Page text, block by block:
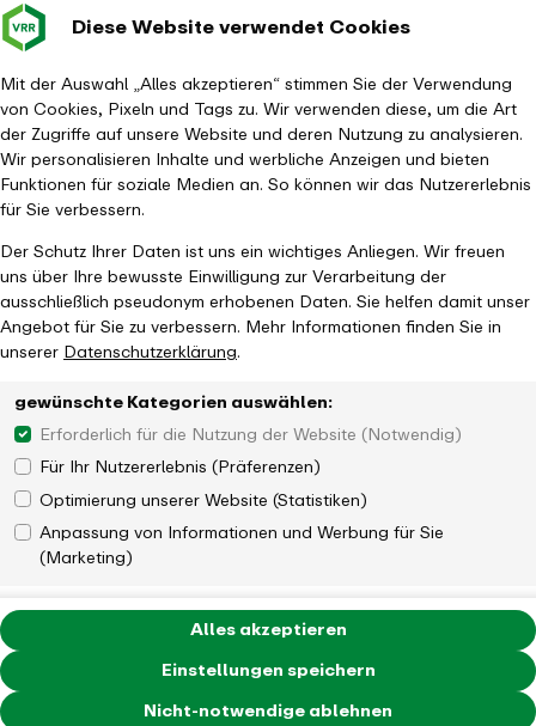
Diese Website verwendet Cookies
Mit der Auswahl „Alles akzeptieren“ stimmen Sie der Verwendung
von Cookies, Pixeln und Tags zu. Wir verwenden diese, um die Art
der Zugriffe auf unsere Website und deren Nutzung zu analysieren.
Wir personalisieren Inhalte und werbliche Anzeigen und bieten
Funktionen für soziale Medien an. So können wir das Nutzererlebnis
für Sie verbessern.
Der Schutz Ihrer Daten ist uns ein wichtiges Anliegen. Wir freuen
uns über Ihre bewusste Einwilligung zur Verarbeitung der
ausschließlich pseudonym erhobenen Daten. Sie helfen damit unser
Angebot für Sie zu verbessern. Mehr Informationen finden Sie in
unsererDatenschutzerklärung.
gewünschte Kategorien auswählen:
Erforderlich für die Nutzung der Website (Notwendig)
Für Ihr Nutzererlebnis (Präferenzen)
Optimierung unserer Website (Statistiken)
Anpassung von Informationen und Werbung für Sie
(Marketing)
Einstellungen speichern
Nicht-notwendige ablehnen
Alles akzeptieren
Verkehrsverbund Baustellen im
Leichte
Startseite Aktuelles
Newsroom
Batteriezüge für emissionsarmen Nahverkehr